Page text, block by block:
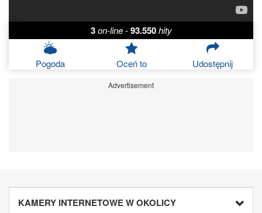
3 on-line - 93.550 hity
Pogoda Oceń to Udostępnij
Advertisement
KAMERY INTERNETOWE W OKOLICY